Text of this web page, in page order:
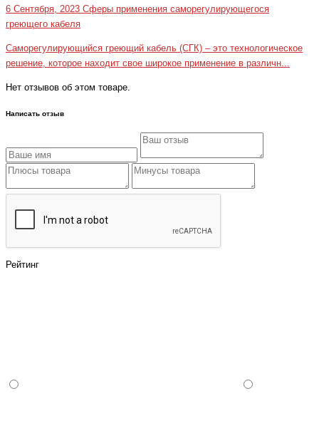
6 Сентября, 2023 Сферы применения саморегулирующегося
греющего кабеля
Саморегулирующийся греющий кабель (СГК) – это технологическое
решение, которое находит свое широкое применение в различн...
Нет отзывов об этом товаре.
Написать отзыв
Рейтинг